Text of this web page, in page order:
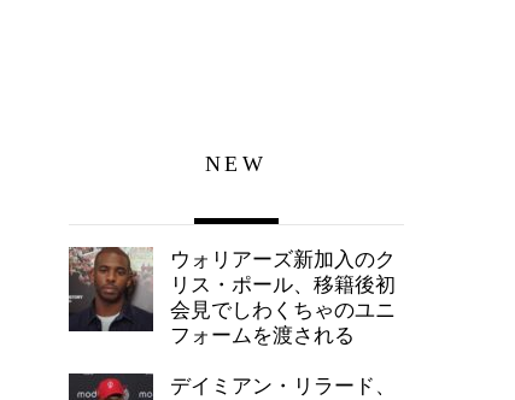
NEW
ウォリアーズ新加入のク
リス・ポール、移籍後初
会見でしわくちゃのユニ
フォームを渡される
デイミアン・リラード、